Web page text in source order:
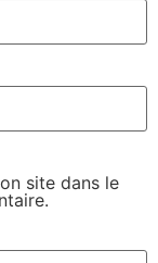
site dans le